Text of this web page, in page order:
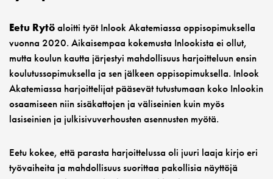
Eetu Rytöaloitti työt Inlook Akatemiassa oppisopimuksella
vuonna 2020. Aikaisempaa kokemusta Inlookista ei ollut,
mutta koulun kautta järjestyi mahdollisuus harjoitteluun ensin
koulutussopimuksella ja sen jälkeen oppisopimuksella. Inlook
Akatemiassa harjoittelijat pääsevät tutustumaan koko Inlookin
osaamiseen niin sisäkattojen ja väliseinien kuin myös
lasiseinien ja julkisivuverhousten asennusten myötä.
Eetu kokee, että parasta harjoittelussa oli juuri laaja kirjo eri
työvaiheita ja mahdollisuus suorittaa pakollisia näyttöjä